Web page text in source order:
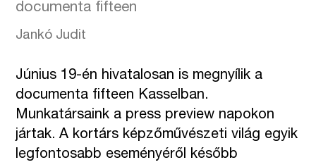
documenta fifteen
Jankó Judit
Június 19-én hivatalosan is megnyílik a
documenta fifteen Kasselban.
Munkatársaink a press preview napokon
jártak. A kortárs képzőművészeti világ egyik
legfontosabb eseményéről később